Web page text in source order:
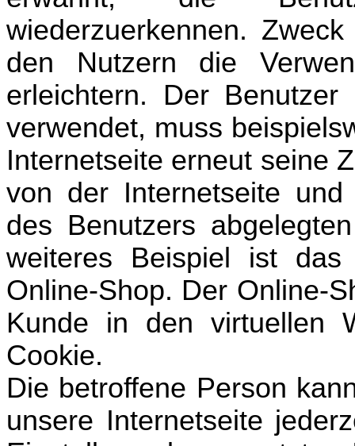
wiederzuerkennen.
den Nutzern die
erleichtern. Der
verwendet, muss
Internetseite erneut seine
von der Internetseite
des Benutzers
weiteres Beispiel ist
Online-Shop. Der Online-
Kunde in den virtuellen
Cookie.
Die betroffene Person
unsere Internetseite